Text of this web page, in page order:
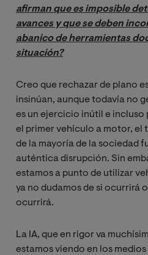
afirman que es imposible
avances y que se deben
abanico de herramientas
situación?
Creo que rechazar de plano
insinúan, aunque todavía no
es un ejercicio inútil e incluso
el primer vehículo a motor, el
de la mayoría de la sociedad
auténtica disrupción. Sin
estamos a punto de utilizar
ya no dudamos de si ocurrirá
ocurrirá.
La IA, que en rigor va
estamos viendo en los medios